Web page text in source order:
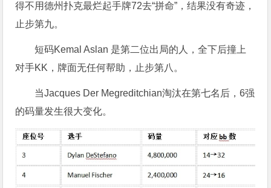
得不用德州扑克最烂起手牌72去“拼命”，结果没有奇迹，
止步第九。
短码Kemal Aslan 是第二位出局的人，全下后撞上
对手KK，牌面无任何帮助，止步第八。
当Jacques Der Megreditchian淘汰在第七名后，6强
的码量发生很大变化。